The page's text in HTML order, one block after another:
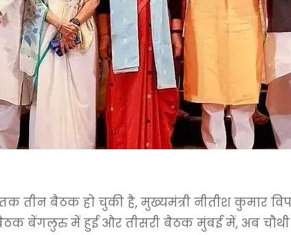
तीन बैठक हो चुकी है, मुख्यमंत्री नीतीश कुमार
बेंगलुरु में हुई और तीसरी बैठक मुंबई में, अब